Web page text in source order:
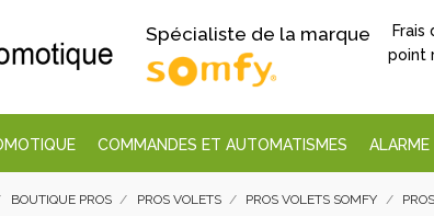
Spécialiste de la marque
point
COMMANDES ET AUTOMATISMES ALARME
BOUTIQUE PROS PROS VOLETS PROS VOLETS SOMFY